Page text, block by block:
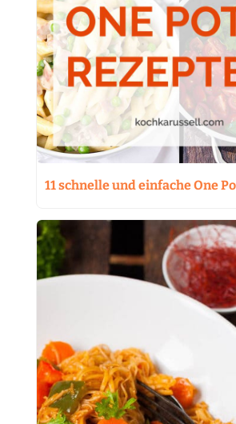
11 schnelle und einfache One